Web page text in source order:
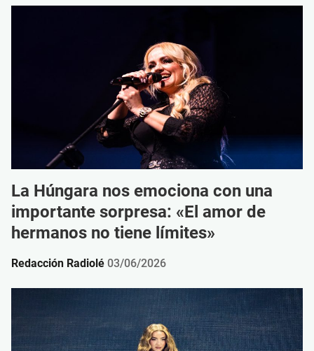
La Húngara nos emociona con una
importante sorpresa: «El amor de
hermanos no tiene límites»
Redacción Radiolé 03/06/2026